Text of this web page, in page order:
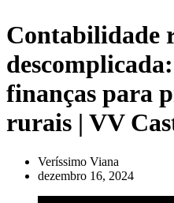
Contabilidade
finanças para
rurais | VV
Veríssimo Viana
dezembro 16, 2024